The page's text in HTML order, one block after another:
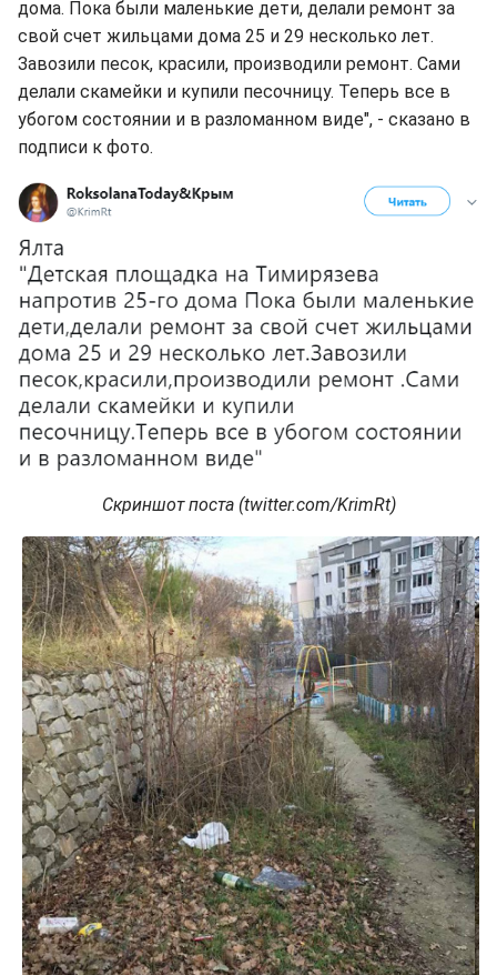
дома. Пока были маленькие дети, делали ремонт за
свой счет жильцами дома 25 и 29 несколько лет.
Завозили песок, красили, производили ремонт. Сами
делали скамейки и купили песочницу. Теперь все в
убогом состоянии и в разломанном виде", - сказано в
подписи к фото.
Скриншот поста (twitter.com/KrimRt)